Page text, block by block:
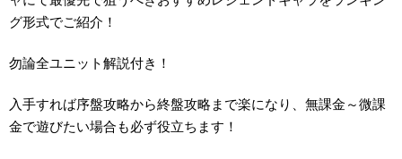
グ形式でご紹介！
勿論全ユニット解説付き！
入手すれば序盤攻略から終盤攻略まで楽になり、無課金～微課
金で遊びたい場合も必ず役立ちます！